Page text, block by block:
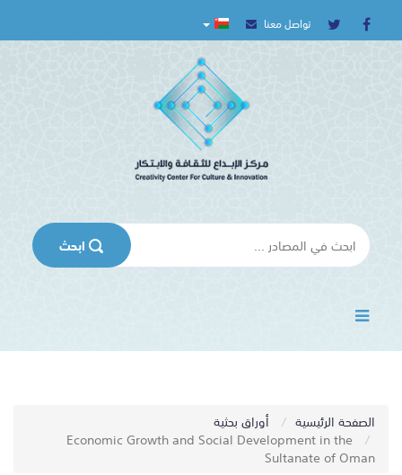
تواصل معنا
اﺑﺤﺚ
الصفحة الرئيسية أوراق بحثية
Economic Growth and Social Development in the
Sultanate of Oman